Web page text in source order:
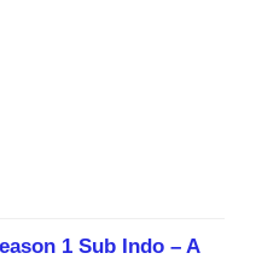
1 Sub Indo – A